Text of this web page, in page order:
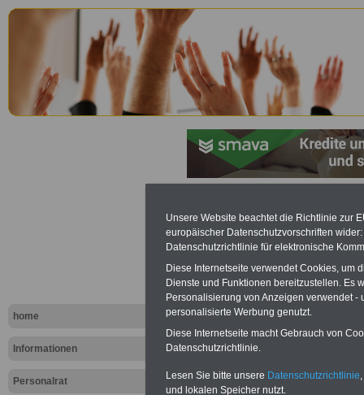
home
Informationen
Personalrat
Hessisches
(HPVG): §
Unsere Website beachtet die Richtlinie zur
europäischer Datenschutzvorschriften
Datenschutzrichtlinie für elektronische
Diese Internetseite verwendet Cookies, um
Dienste und Funktionen bereitzustellen. Es
Personalisierung von Anzeigen verwendet
personalisierte Werbung genutzt.
Diese Internetseite macht Gebrauch von
Datenschutzrichtlinie.
Lesen Sie bitte unsere Datenschutzrichtlinie
und lokalen Speicher nutzt.